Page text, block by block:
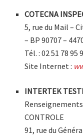
COTECNA
5, rue du Mail –
– BP 90707 –
Tél. : 02 51 78 95
Site Internet :
INTERTEK
Renseignements
CONTROLE
91, rue du